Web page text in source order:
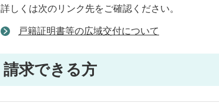
詳しくは次のリンク先をご確認ください。
戸籍証明書等の広域交付について
請求できる方